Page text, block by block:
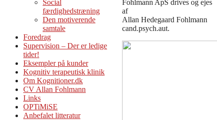
Social
færdighedstræning
Den motiverende
samtale
Foredrag
Supervision – Der er ledige
tider!
Eksempler på kunder
Kognitiv terapeutisk klinik
Om Kognitioner.dk
CV Allan Fohlmann
Links
OPTiMiSE
Anbefalet litteratur
Fohlmann ApS drives og ejes
af
Allan Hedegaard Fohlmann
cand.psych.aut.